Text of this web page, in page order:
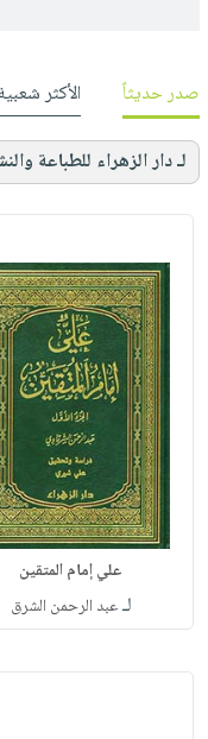
صدر حديثاً الأكثر
لـ دار الزهراء للطباعة
علي إمام المتقين
لـعبد الرحمن الشرق